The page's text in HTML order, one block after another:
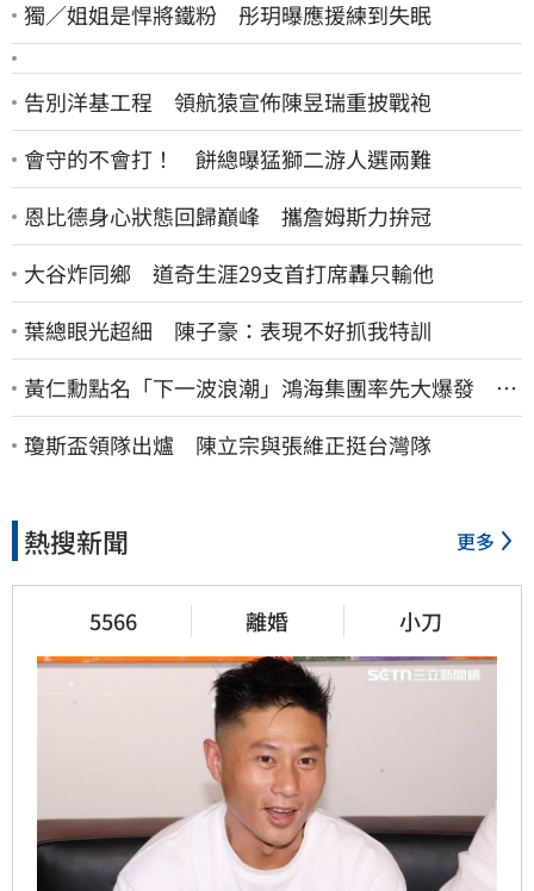
獨／姐姐是悍將鐵粉 彤玥曝應援練到失眠
告別洋基工程 領航猿宣佈陳昱瑞重披戰袍
會守的不會打！ 餅總曝猛獅二游人選兩難
恩比德身心狀態回歸巔峰 攜詹姆斯力拚冠
大谷炸同鄉 道奇生涯29支首打席轟只輸他
葉總眼光超細 陳子豪：表現不好抓我特訓
黃仁勳點名「下一波浪潮」鴻海集團率先大爆發 台
股這族群全面噴出
瓊斯盃領隊出爐 陳立宗與張維正挺台灣隊
熱搜新聞 更多
5566 離婚 小刀